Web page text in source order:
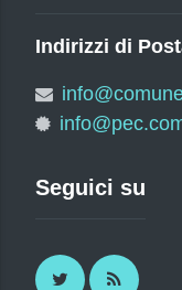
Indirizzi di
Seguici su
Twitter RSS